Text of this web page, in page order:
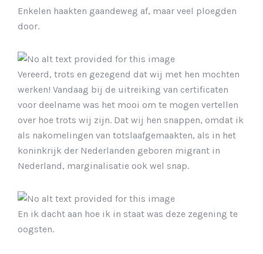
Enkelen haakten gaandeweg af, maar veel ploegden
door.
Vereerd, trots en gezegend dat wij met hen mochten
werken! Vandaag bij de uitreiking van certificaten
voor deelname was het mooi om te mogen vertellen
over hoe trots wij zijn. Dat wij hen snappen, omdat ik
als nakomelingen van totslaafgemaakten, als in het
koninkrijk der Nederlanden geboren migrant in
Nederland, marginalisatie ook wel snap.
En ik dacht aan hoe ik in staat was deze zegening te
oogsten.